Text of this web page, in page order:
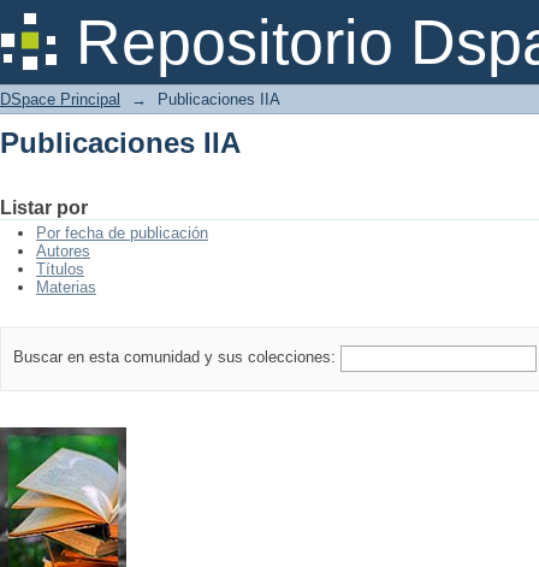
Repositorio
Publicaciones IIA
DSpace Principal → Publicaciones IIA
Publicaciones IIA
Listar por
Por fecha de publicación
Autores
Títulos
Materias
Buscar en esta comunidad y sus colecciones: